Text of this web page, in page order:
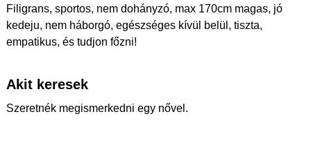
Filigrans, sportos, nem dohányzó, max 170cm magas, jó
kedeju, nem háborgó, egészséges kívül belül, tiszta,
empatikus, és tudjon főzni!
Akit keresek
Szeretnék megismerkedni egy nővel.